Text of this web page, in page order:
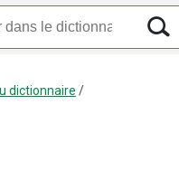
dictionnaire /